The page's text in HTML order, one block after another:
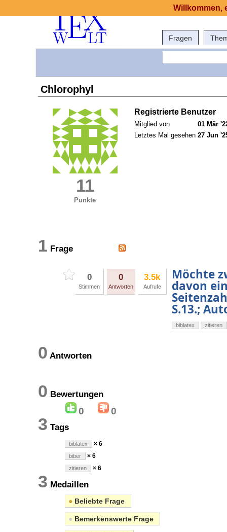
Fragen
Chlorophyl
11
Punkte
Registrierte Benutzer
Mitglied von
01 Mär
Letztes Mal gesehen 27 Jun
1 Frage
0
Stimmen
0
Antworten
3.5k
Aufrufe
Möchte
davon
S.13.;
biblatex zitieren
0 Antworten
0 Bewertungen
0 0
3 Tags
biblatex × 6
biber × 6
zitieren × 6
3 Medaillen
● Beliebte Frage
● Bemerkenswerte Frage
Willkommen,